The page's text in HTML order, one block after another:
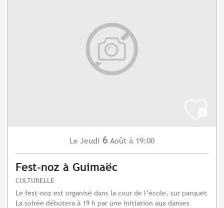
Le Jeudi 6 Août à 19:00
Fest-noz à Guimaëc
CULTURELLE
Le fest-noz est organisé dans la cour de l’école, sur parquet
La soirée débutera à 19 h par une initiation aux danses